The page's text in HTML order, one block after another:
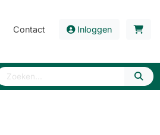
Contact Inloggen